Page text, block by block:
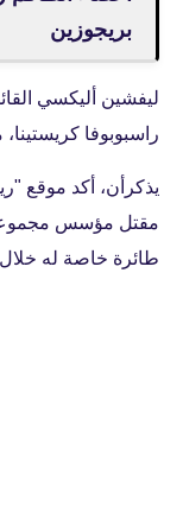
بريجوزين
ليفشين أليكسي
راسبوبوفا
يذكرأن، أكد موقع
مقتل مؤسس
طائرة خاصة له